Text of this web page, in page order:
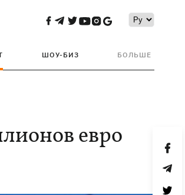
ШОУ-БИЗ БОЛЬШЕ
евро